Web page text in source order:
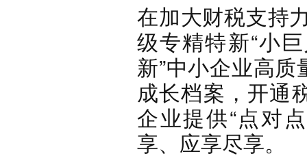
在加大财税支持
级专精特新“小
新”中小企业高质
成长档案，开通
企业提供“点对
享、应享尽享。